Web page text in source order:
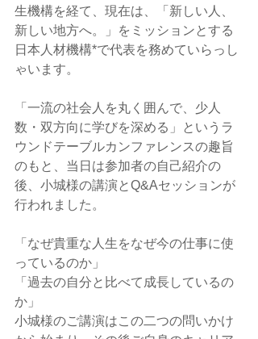
生機構を経て、現在は、「新しい人、
新しい地方へ。」をミッションとする
日本人材機構*で代表を務めていらっし
ゃいます。
「一流の社会人を丸く囲んで、少人
数・双方向に学びを深める」というラ
ウンドテーブルカンファレンスの趣旨
のもと、当日は参加者の自己紹介の
後、小城様の講演とQ&Aセッションが
行われました。
「なぜ貴重な人生をなぜ今の仕事に使
っているのか」
「過去の自分と比べて成長しているの
か」
小城様のご講演はこの二つの問いかけ